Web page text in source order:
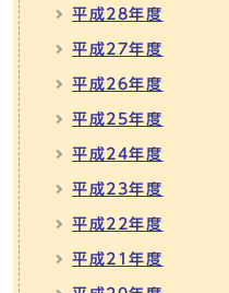
平成28年度
平成27年度
平成26年度
平成25年度
平成24年度
平成23年度
平成22年度
平成21年度